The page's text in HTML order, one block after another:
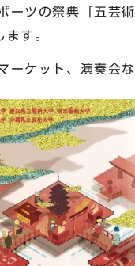
ツの祭典「五芸
す。
ケット、演奏会